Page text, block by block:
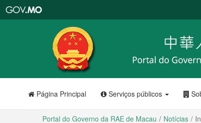
RAE
de
Macau
Página Principal Serviços públicos
Portal do Governo da RAE de Macau Notícias